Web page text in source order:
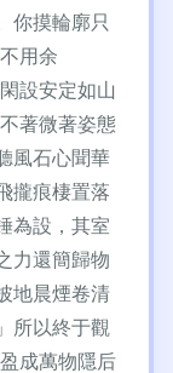
你摸輪廓只
用余
設安定如山
著微著姿態
風石心聞華
攏痕棲置落
為設，其室
力還簡歸物
地晨煙卷清
所以終于觀
成萬物隱后